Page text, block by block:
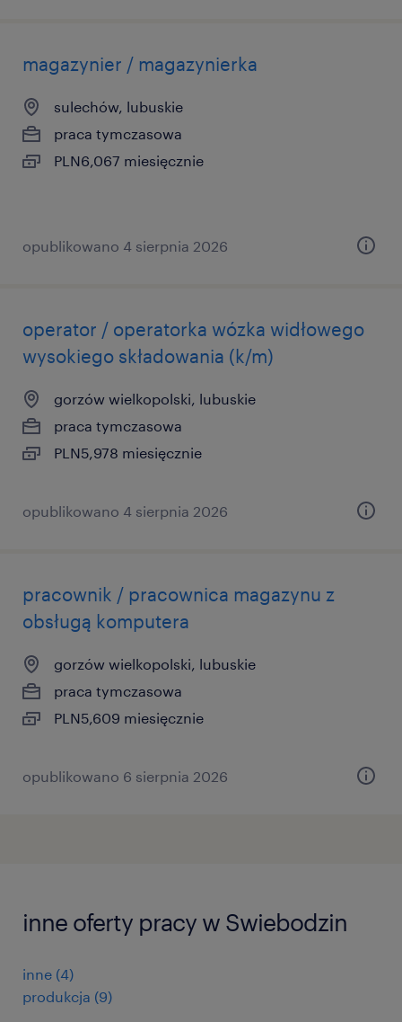
magazynier / magazynierka
sulechów, lubuskie
praca tymczasowa
PLN6,067 miesięcznie
opublikowano 4 sierpnia 2026
operator / operatorka wózka widłowego
wysokiego składowania (k/m)
gorzów wielkopolski, lubuskie
praca tymczasowa
PLN5,978 miesięcznie
opublikowano 4 sierpnia 2026
pracownik / pracownica magazynu z
obsługą komputera
gorzów wielkopolski, lubuskie
praca tymczasowa
PLN5,609 miesięcznie
opublikowano 6 sierpnia 2026
inne oferty pracy w Swiebodzin
inne (4)
produkcja (9)